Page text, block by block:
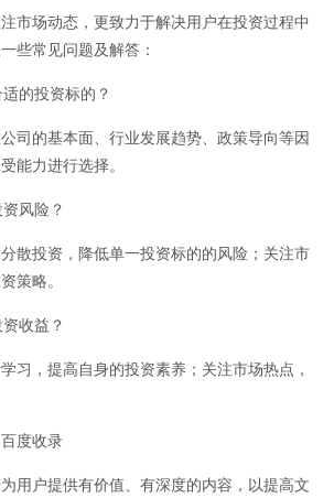
市场动态，更致力于解决用户在投资过程中
些常见问题及解答：
的投资标的？
司的基本面、行业发展趋势、政策导向等因
能力进行选择。
风险？
散投资，降低单一投资标的的风险；关注市
策略。
收益？
习，提高自身的投资素养；关注市场热点，
度收录
用户提供有价值、有深度的内容，以提高文